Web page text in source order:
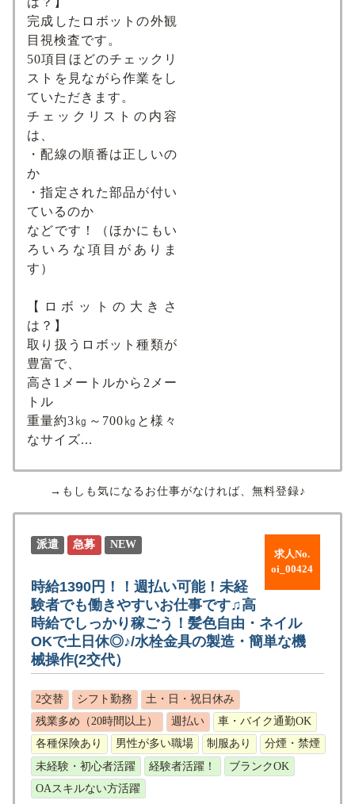
完成したロボットの外観
目視検査です。
50項目ほどのチェックリ
ストを見ながら作業をし
ていただきます。
チェックリストの内容
は、
・配線の順番は正しいの
か
・指定された部品が付い
ているのか
などです！（ほかにもい
ろいろな項目がありま
す）
【ロボットの大きさ
は？】
取り扱うロボット種類が
豊富で、
高さ1メートルから2メー
トル
重量約3㎏～700㎏と様々
なサイズ...
→もしも気になるお仕事がなければ、無料登録♪
求人No.
oi_00424
派遣 急募 NEW
時給1390円！！週払い可能！未経
験者でも働きやすいお仕事です♫高
時給でしっかり稼ごう！髪色自由・ネイル
OKで土日休◎♪/水栓金具の製造・簡単な機
械操作(2交代）
2交替 シフト勤務
土・日・祝日休み
残業多め（20時間以上）
週払い
車・バイク通勤OK
各種保険あり
男性が多い職場 制服あり
分煙・禁煙
未経験・初心者活躍
経験者活躍！
ブランクOK
OAスキルない方活躍